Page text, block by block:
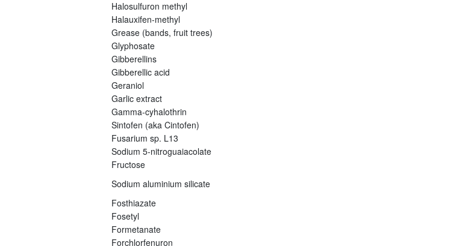
Halosulfuron methyl
Halauxifen-methyl
Grease (bands, fruit trees)
Glyphosate
Gibberellins
Gibberellic acid
Geraniol
Garlic extract
Gamma-cyhalothrin
Sintofen (aka Cintofen)
Fusarium sp. L13
Sodium 5-nitroguaiacolate
Fructose
Sodium aluminium silicate
Fosthiazate
Fosetyl
Formetanate
Forchlorfenuron